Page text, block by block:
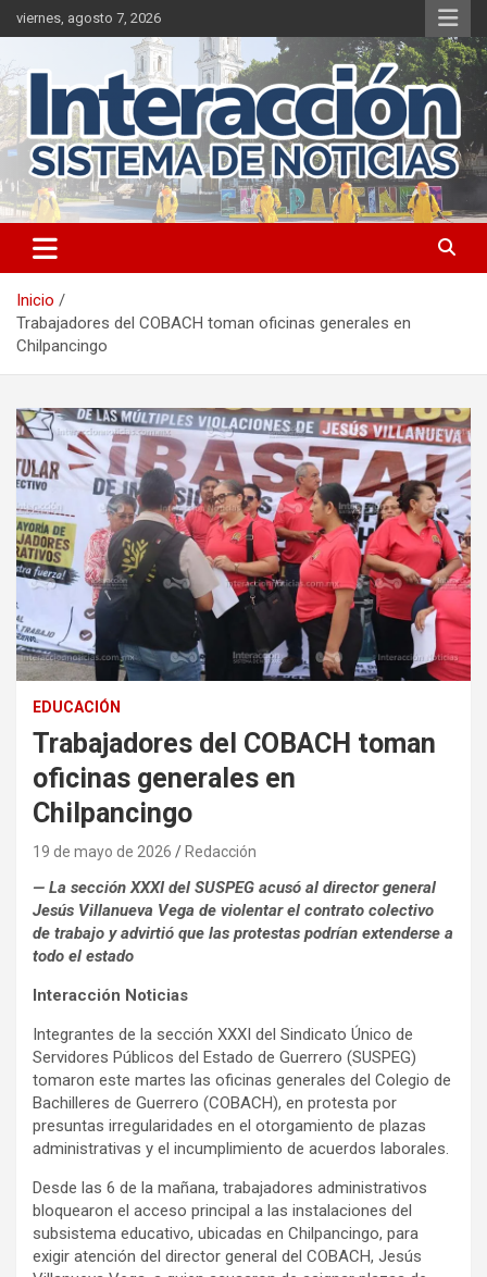
Saltar
al
viernes, agosto 7, 2026
Inicio
Trabajadores del COBACH toman oficinas generales en
Chilpancingo
EDUCACIÓN
Trabajadores del COBACH toman
oficinas generales en
Chilpancingo
19 de mayo de 2026 Redacción
— La sección XXXI del SUSPEG acusó al director general
Jesús Villanueva Vega de violentar el contrato colectivo
de trabajo y advirtió que las protestas podrían extenderse a
todo el estado
Interacción Noticias
Integrantes de la sección XXXI del Sindicato Único de
Servidores Públicos del Estado de Guerrero (SUSPEG)
tomaron este martes las oficinas generales del Colegio de
Bachilleres de Guerrero (COBACH), en protesta por
presuntas irregularidades en el otorgamiento de plazas
administrativas y el incumplimiento de acuerdos laborales.
Desde las 6 de la mañana, trabajadores administrativos
bloquearon el acceso principal a las instalaciones del
subsistema educativo, ubicadas en Chilpancingo, para
exigir atención del director general del COBACH, Jesús